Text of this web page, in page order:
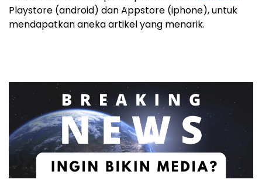
Playstore (android) dan Appstore (iphone), untuk
mendapatkan aneka artikel yang menarik.